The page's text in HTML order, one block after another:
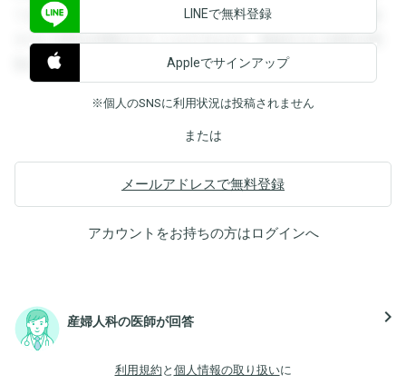
できます。登録すると回答を閲覧することができます。登録
すると回答を閲覧することができます。登録すると回答を閲
覧することができます。
LINEで無料登録
Appleでサインアップ
※個人のSNSに利用状況は投稿されません
または
メールアドレスで無料登録
アカウントをお持ちの方はログインへ
産婦人科の医師が回答 navigate_next
利用規約 と 個人情報の取り扱いに